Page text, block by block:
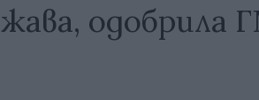
одобрила